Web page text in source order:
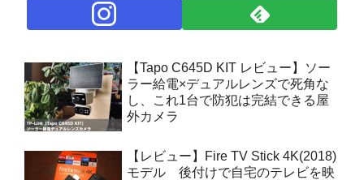
【Tapo C645D KIT レビュー】ソー
ラー給電×デュアルレンズで死角な
し、これ1台で防犯は完結できる屋
外カメラ
【レビュー】Fire TV Stick 4K(2018)
モデル 後付けで自宅のテレビを映